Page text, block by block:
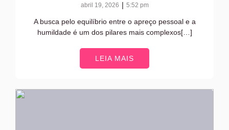
abril 19, 2026 | 5:52 pm
A busca pelo equilíbrio entre o apreço pessoal e a
humildade é um dos pilares mais complexos[…]
LEIA MAIS